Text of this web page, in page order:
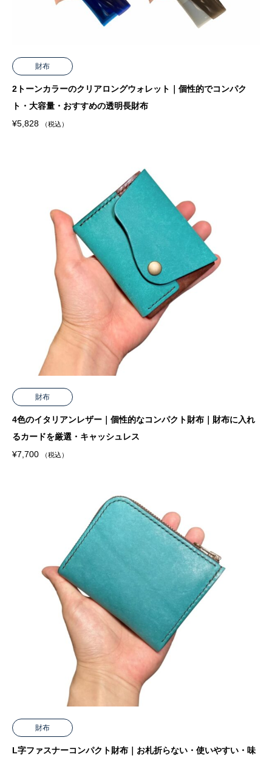
財布
2トーンカラーのクリアロングウォレット｜個性的でコンパク
ト・大容量・おすすめの透明長財布
¥5,828 （税込）
財布
4色のイタリアンレザー｜個性的なコンパクト財布｜財布に入れ
るカードを厳選・キャッシュレス
¥7,700 （税込）
財布
L字ファスナーコンパクト財布｜お札折らない・使いやすい・味